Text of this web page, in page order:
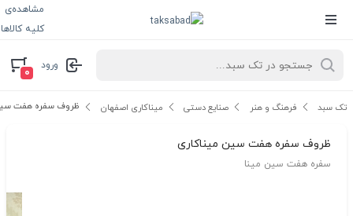
مشاهده‌ی
کلیه کالاها
ورود
۰
تک سبد فرهنگ و هنر صنایع دستی میناکاری اصفهان ظروف سفره هفت
ظروف سفره هفت سین میناکاری
سفره هفت سین مینا